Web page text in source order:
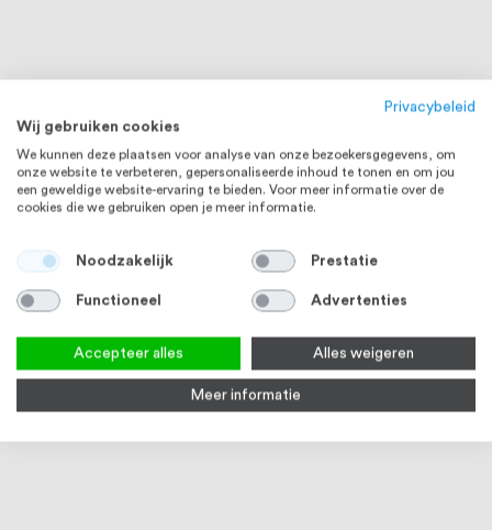
Privacybeleid
Wij gebruiken cookies
We kunnen deze plaatsen voor analyse van onze bezoekersgegevens, om
onze website te verbeteren, gepersonaliseerde inhoud te tonen en om jou
een geweldige website-ervaring te bieden. Voor meer informatie over de
cookies die we gebruiken open je meer informatie.
Noodzakelijk Prestatie
Functioneel Advertenties
Accepteer alles Alles weigeren
Meer informatie